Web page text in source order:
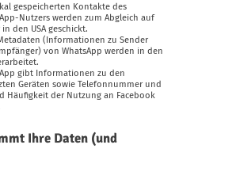
gespeicherten Kontakte des
Nutzers werden zum Abgleich auf
in den USA geschickt.
(Informationen zu Sender
von WhatsApp werden in den
gibt Informationen zu den
Geräten sowie Telefonnummer und
Häufigkeit der Nutzung an Facebook
Ihre Daten (und